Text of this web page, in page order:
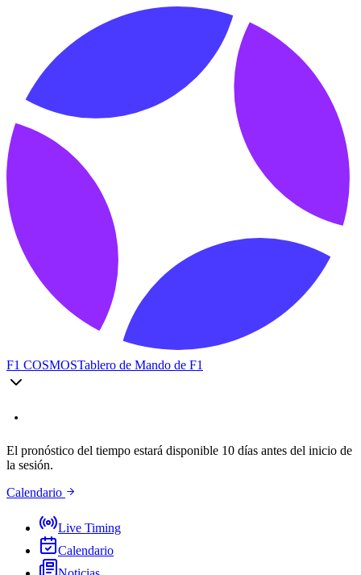
F1 COSMOSTablero de Mando de F1
El pronóstico del tiempo estará disponible 10 días antes del inicio de
la sesión.
Calendario
Live Timing
Calendario